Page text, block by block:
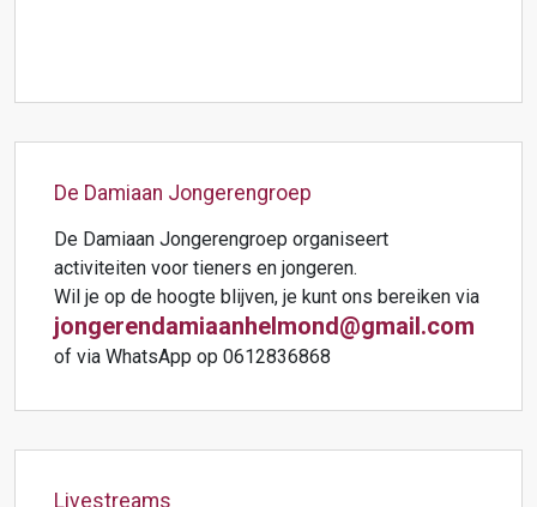
De Damiaan Jongerengroep
De Damiaan Jongerengroep organiseert
activiteiten voor tieners en jongeren.
Wil je op de hoogte blijven, je kunt ons bereiken via
jongerendamiaanhelmond@gmail.com
of via WhatsApp op 0612836868
Livestreams